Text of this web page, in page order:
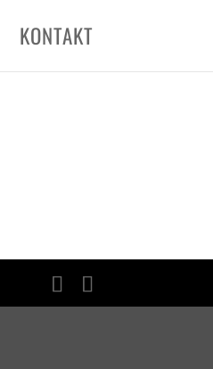
KONTAKT ×